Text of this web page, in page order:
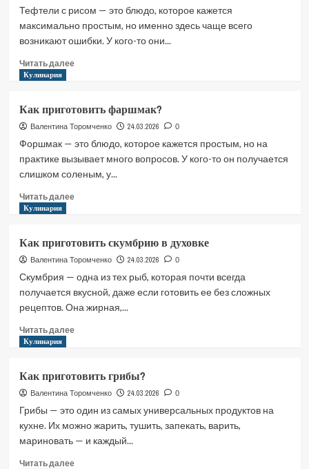
рождения
Тефтели с рисом — это блюдо, которое кажется
максимально простым, но именно здесь чаще всего
возникают ошибки. У кого-то они...
Читать далееПрочитать
приготовить
тефтели
с
Кулинария
Как приготовить фаршмак?
Валентина Торомченко 24.03.2026 0
Форшмак — это блюдо, которое кажется простым, но на
практике вызывает много вопросов. У кого-то он получается
слишком соленым, у...
Читать далееПрочитать
приготовить
фаршмак?
Кулинария
Как приготовить скумбрию в духовке
Валентина Торомченко 24.03.2026 0
Скумбрия — одна из тех рыб, которая почти всегда
получается вкусной, даже если готовить ее без сложных
рецептов. Она жирная,...
Читать далееПрочитать
приготовить
скумбрию
в
Кулинария
Как приготовить грибы?
Валентина Торомченко 24.03.2026 0
Грибы — это один из самых универсальных продуктов на
кухне. Их можно жарить, тушить, запекать, варить,
мариновать — и каждый...
Читать далееПрочитать